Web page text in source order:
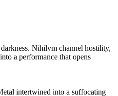
Nihilvm channel hostility,
a performance that opens
intertwined into a suffocating